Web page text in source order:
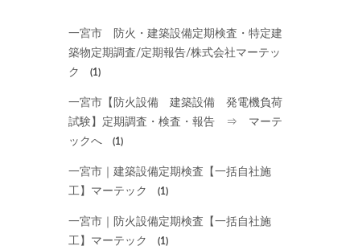
一宮市 防火・建築設備定期検査・特定建
築物定期調査/定期報告/株式会社マーテッ
ク
(1)
一宮市【防火設備 建築設備 発電機負荷
試験】定期調査・検査・報告 ⇒ マーテ
ックへ
(1)
一宮市｜建築設備定期検査【一括自社施
工】マーテック
(1)
一宮市｜防火設備定期検査【一括自社施
工】マーテック
(1)